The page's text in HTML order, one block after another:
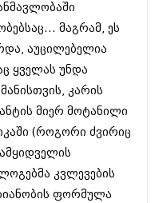
მაგრამ, ეს
აუცილებელია
ყველას უნდა
კარის
მიერ მოტანილი
(როგორი ძვირიც
კვლევების
ფორმულა